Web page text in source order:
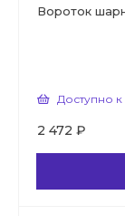
Вороток
Доступно к
2 472 ₽